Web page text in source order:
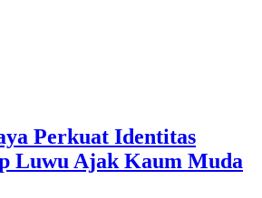
Perkuat Identitas
Luwu Ajak Kaum Muda